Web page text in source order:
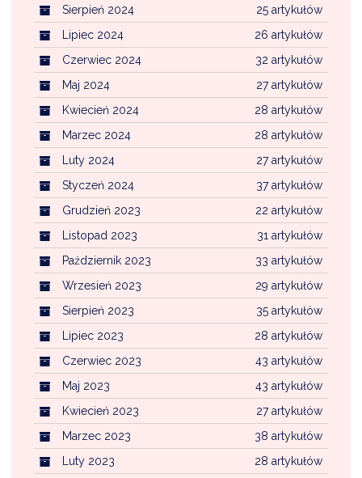
25 artykułów
Sierpień 2024
26 artykułów
Lipiec 2024
32 artykułów
Czerwiec 2024
27 artykułów
Maj 2024
28 artykułów
Kwiecień 2024
28 artykułów
Marzec 2024
27 artykułów
Luty 2024
37 artykułów
Styczeń 2024
22 artykułów
Grudzień 2023
31 artykułów
Listopad 2023
33 artykułów
Październik 2023
29 artykułów
Wrzesień 2023
35 artykułów
Sierpień 2023
28 artykułów
Lipiec 2023
43 artykułów
Czerwiec 2023
43 artykułów
Maj 2023
27 artykułów
Kwiecień 2023
38 artykułów
Marzec 2023
28 artykułów
Luty 2023